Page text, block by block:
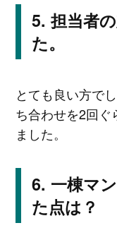
担当者
た。
とても良い方で
ち合わせを2回ぐ
ました。
一棟マ
た点は？